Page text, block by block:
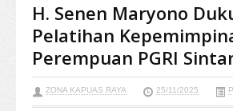
H. Senen Maryono
Pelatihan
Perempuan PGRI
ZONA KAPUAS RAYA 25/11/2025